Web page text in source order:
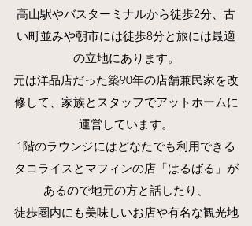
​高山駅やバスターミナルから徒歩2分、古
い町並みや朝市には徒歩8分と旅には最適
の立地にあります。
元は洋品店だった築90年の店舗兼民家を改
修して、家族とスタッフでアットホームに
運営しています。
1階のラウンジにはどなたでも利用できる
タコライスとマフィンの店「はるばる」が
あるので地元の方と話したり、
徒歩圏内にも美味しいお店や有名な観光地